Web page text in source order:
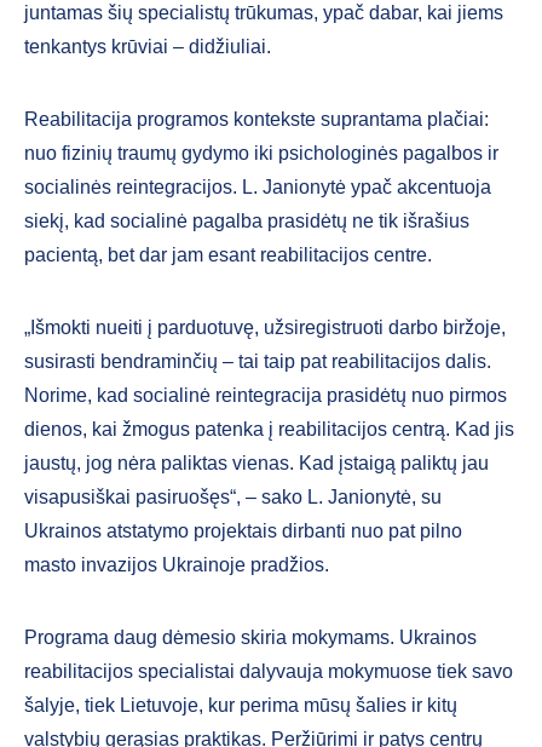
juntamas šių specialistų trūkumas, ypač dabar, kai jiems
tenkantys krūviai – didžiuliai.
Reabilitacija programos kontekste suprantama plačiai:
nuo fizinių traumų gydymo iki psichologinės pagalbos ir
socialinės reintegracijos. L. Janionytė ypač akcentuoja
siekį, kad socialinė pagalba prasidėtų ne tik išrašius
pacientą, bet dar jam esant reabilitacijos centre.
„Išmokti nueiti į parduotuvę, užsiregistruoti darbo biržoje,
susirasti bendraminčių – tai taip pat reabilitacijos dalis.
Norime, kad socialinė reintegracija prasidėtų nuo pirmos
dienos, kai žmogus patenka į reabilitacijos centrą. Kad jis
jaustų, jog nėra paliktas vienas. Kad įstaigą paliktų jau
visapusiškai pasiruošęs“, – sako L. Janionytė, su
Ukrainos atstatymo projektais dirbanti nuo pat pilno
masto invazijos Ukrainoje pradžios.
Programa daug dėmesio skiria mokymams. Ukrainos
reabilitacijos specialistai dalyvauja mokymuose tiek savo
šalyje, tiek Lietuvoje, kur perima mūsų šalies ir kitų
valstybių gerąsias praktikas. Peržiūrimi ir patys centrų